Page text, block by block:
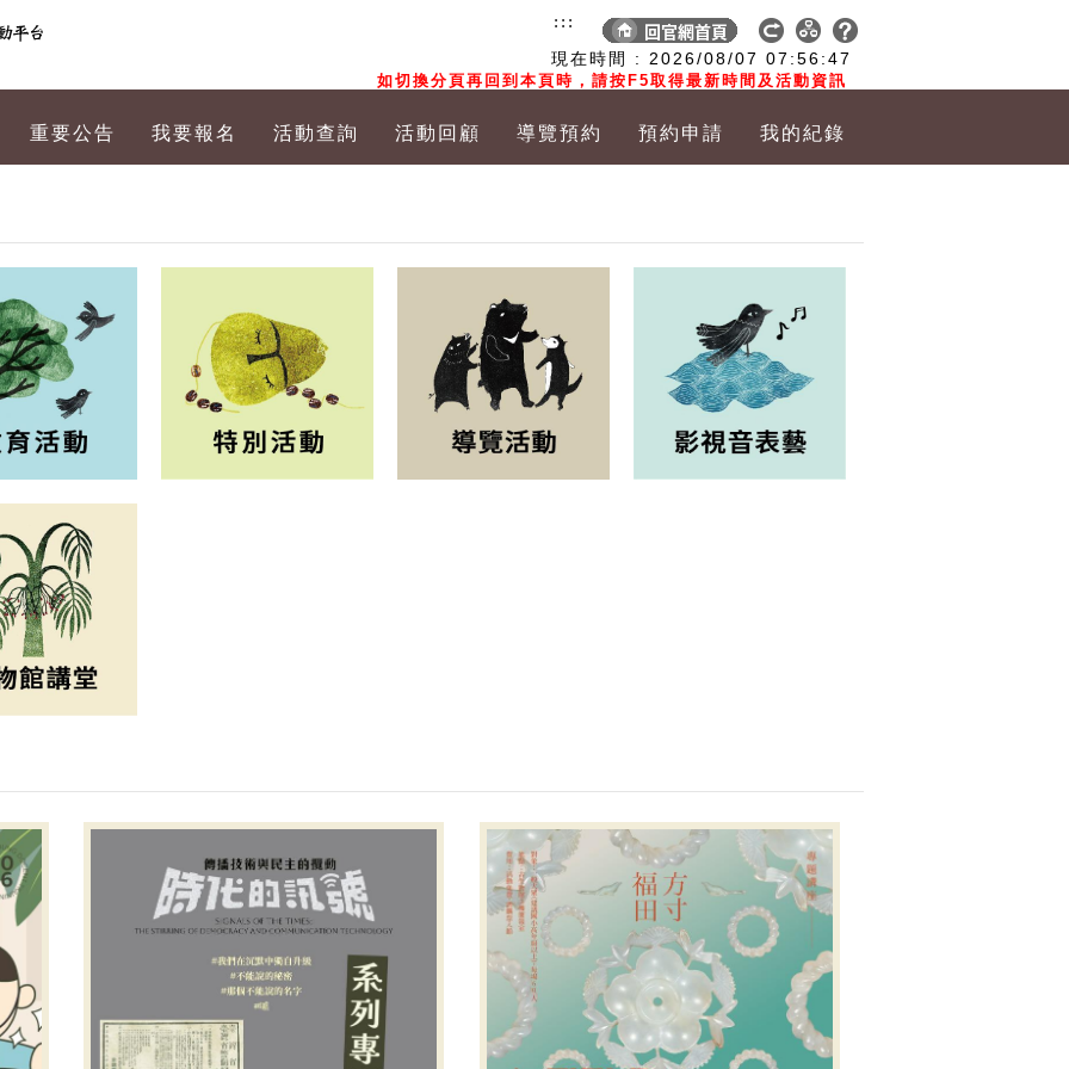
現在時間 : 2026/08/07 07:56:48
如切換分頁再回到本頁時，請按F5取得最新時間及活動資訊
:::
重要公告 我要報名 活動查詢 活動回顧 導覽預約 預約申請 我的紀錄